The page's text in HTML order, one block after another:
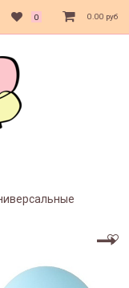
0 0.00 руб